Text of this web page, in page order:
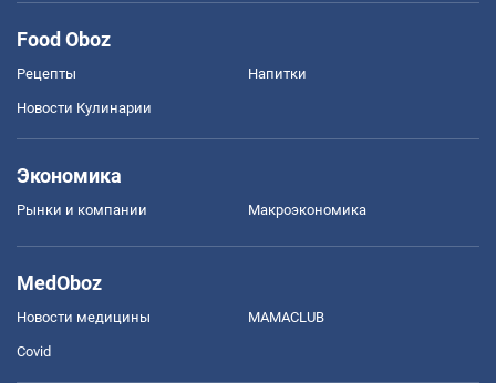
Food Oboz
Рецепты Напитки
Новости Кулинарии
Экономика
Рынки и компании Mакроэкономика
MedOboz
Новости медицины MAMACLUB
Covid